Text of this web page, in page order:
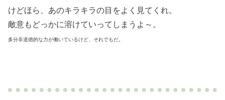
けどほら、あのキラキラの目をよく見てくれ。
敵意もどっかに溶けていってしまうよ～。
多分非道徳的な力が働いているけど、それでもだ。